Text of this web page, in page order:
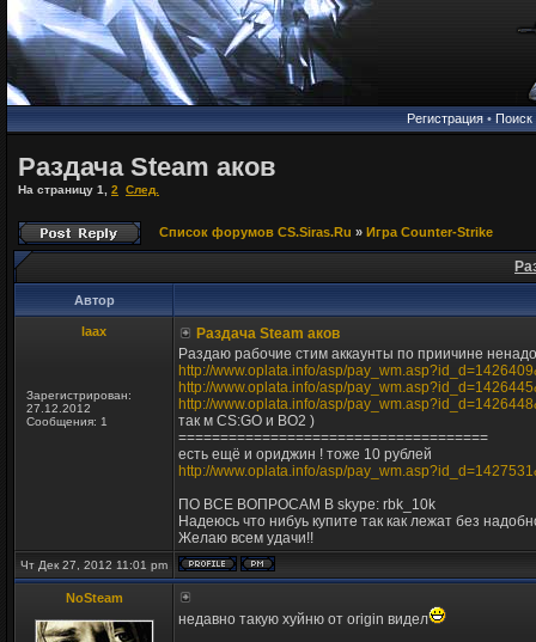
Регистрация• Поиск
Раздача Steam аков
На страницу 1 2 След.
Список форумов CS.Siras.Ru » Игра Counter-Strike
Автор
laax
Зарегистрирован:
27.12.2012
Сообщения: 1
Раздача Steam аков
Раздаю рабочие стим аккаунты по приичине
http://www.oplata.info/asp/
http://www.oplata.info/asp/
http://www.oplata.info/asp/
так м CS:GO и BO2 )
=====================================
есть ещё и ориджин ! тоже 10 рублей
http://www.oplata.info/asp/
ПО ВСЕ ВОПРОСАМ В skype: rbk_10k
Надеюсь что нибуь купите так как лежат без
Желаю всем удачи!!
Чт Дек 27, 2012 11:01 pm
NoSteam
недавно такую хуйню от origin видел